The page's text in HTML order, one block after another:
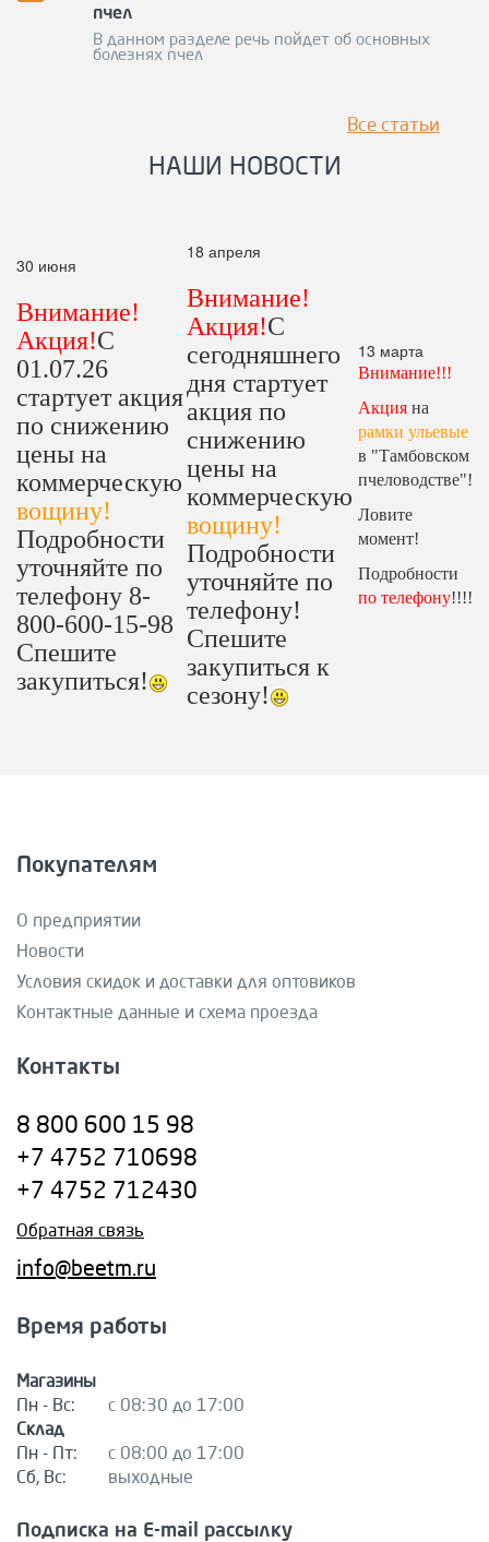
пчел
В данном разделе речь пойдет об основных
болезнях пчел
Все статьи
НАШИ НОВОСТИ
30 июня
Внимание!
Акция!С
01.07.26
стартует акция
по снижению
цены на
коммерческую
вощину!
Подробности
уточняйте по
телефону 8-
800-600-15-98
Спешите
закупиться!
18 апреля
Внимание!
Акция!С
сегодняшнего
дня стартует
акция по
снижению
цены на
коммерческую
вощину!
Подробности
уточняйте по
телефону!
Спешите
закупиться к
сезону!
13 марта
Внимание!!!
Акция на
рамки ульевые
в "Тамбовском
пчеловодстве"!
Ловите
момент!
Подробности
по телефону!!!!
Покупателям
О предприятии
Новости
Условия скидок и доставки для оптовиков
Контактные данные и схема проезда
Контакты
8 800 600 15 98
+7 4752 710698
+7 4752 712430
Обратная связь
info@beetm.ru
Время работы
Магазины
Пн - Вс:
с 08:30 до 17:00
Склад
Пн - Пт:
с 08:00 до 17:00
Сб, Вс:
выходные
Подписка на E-mail рассылку